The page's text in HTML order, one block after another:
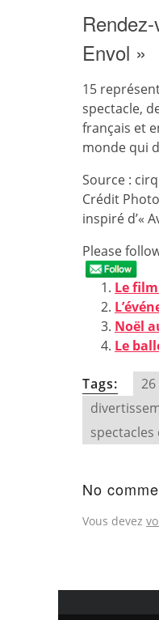
Envol »
15
spectacle,
français et
monde qui
Source :
Crédit
inspiré d’«
Please
Le
Noël
Le
Tags:
spectacles
No
Vous devez